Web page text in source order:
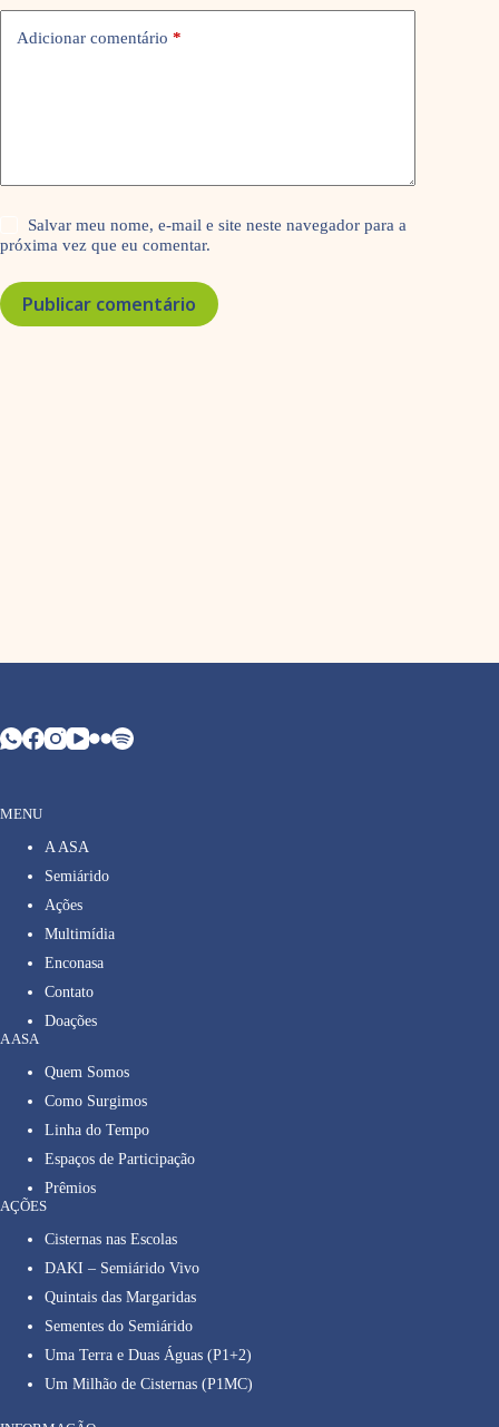
Adicionar comentário *
Salvar meu nome, e-mail e site neste navegador para a
próxima vez que eu comentar.
Publicar comentário
MENU
A ASA
Semiárido
Ações
Multimídia
Enconasa
Contato
Doações
A ASA
Quem Somos
Como Surgimos
Linha do Tempo
Espaços de Participação
Prêmios
AÇÕES
Cisternas nas Escolas
DAKI – Semiárido Vivo
Quintais das Margaridas
Sementes do Semiárido
Uma Terra e Duas Águas (P1+2)
Um Milhão de Cisternas (P1MC)